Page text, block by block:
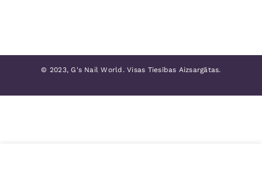
© 2023, G's Nail World. Visas Tiesības Aizsargātas.